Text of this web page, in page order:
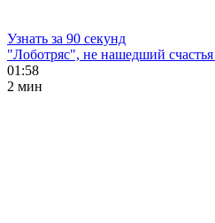
Узнать за 90 секунд
"Лоботряс", не нашедший
01:58
2 мин